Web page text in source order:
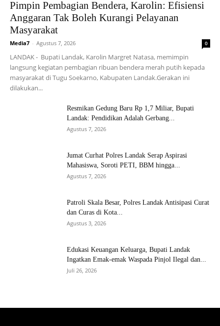
Pimpin Pembagian Bendera, Karolin: Efisiensi
Anggaran Tak Boleh Kurangi Pelayanan
Masyarakat
Media7 - Agustus 7, 2026 0
LANDAK - Bupati Landak, Karolin Margret Natasa, memimpin
langsung kegiatan pembagian ribuan bendera merah putih kepada
masyarakat di Tugu Soekarno, Kabupaten Landak.Gerakan ini
dilakukan...
Resmikan Gedung Baru Rp 1,7 Miliar, Bupati
Landak: Pendidikan Adalah Gerbang...
Agustus 7, 2026
Jumat Curhat Polres Landak Serap Aspirasi
Mahasiswa, Soroti PETI, BBM hingga...
Agustus 7, 2026
Patroli Skala Besar, Polres Landak Antisipasi Curat
dan Curas di Kota...
Agustus 3, 2026
Edukasi Keuangan Keluarga, Bupati Landak
Ingatkan Emak-emak Waspada Pinjol Ilegal dan...
Juli 26, 2026